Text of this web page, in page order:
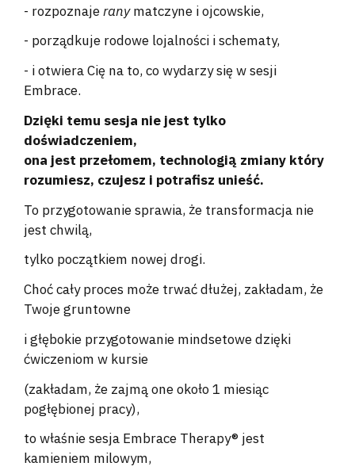
- rozpoznajeranymatczyne i ojcowskie,
- porządkuje rodowe lojalności i schematy,
- i otwiera Cię na to, co wydarzy się w sesji
Embrace.
Dzięki temu sesja nie jest tylko
doświadczeniem,
ona jest przełomem, technologią zmiany który
rozumiesz, czujesz i potrafisz unieść.
To przygotowanie sprawia, że transformacja nie
jest chwilą,
tylko początkiem nowej drogi.
Choć cały proces może trwać dłużej, zakładam, że
Twoje gruntowne
i głębokie przygotowanie mindsetowe dzięki
ćwiczeniom w kursie
(zakładam, że zajmą one około 1 miesiąc
pogłębionej pracy),
to właśnie sesja Embrace Therapy® jest
kamieniem milowym,